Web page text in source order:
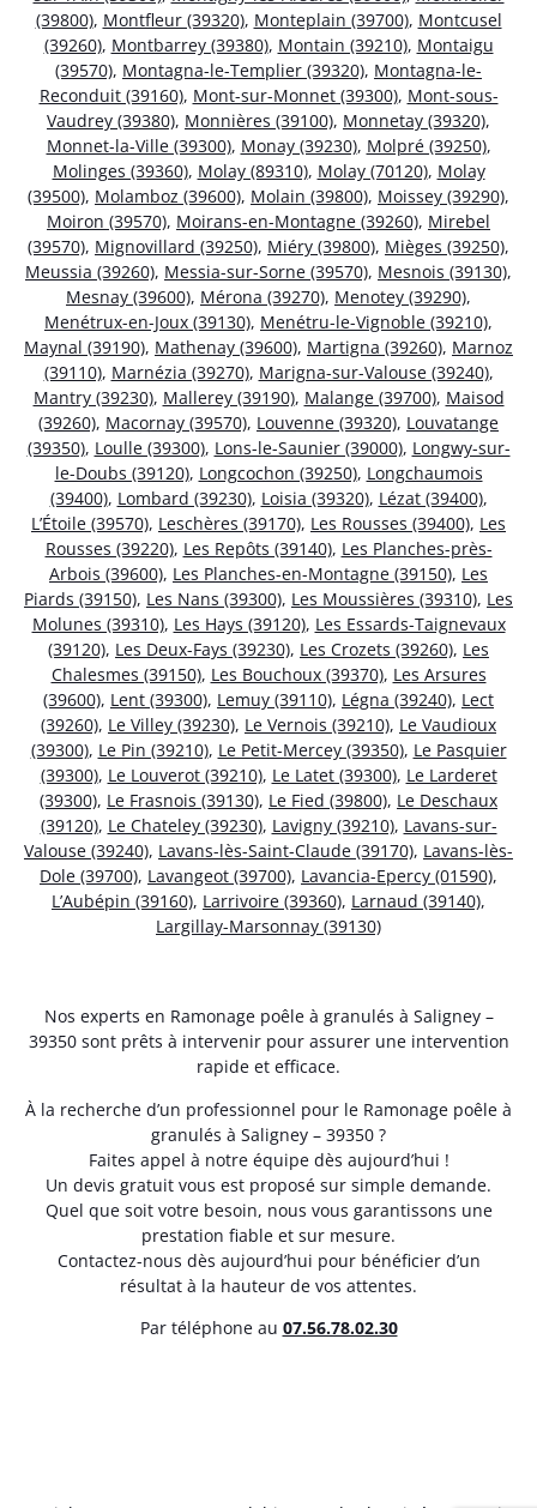
(39800), Montfleur (39320), Monteplain (39700), Montcusel
(39260), Montbarrey (39380), Montain (39210), Montaigu
(39570), Montagna-le-Templier (39320), Montagna-le-
Reconduit (39160), Mont-sur-Monnet (39300), Mont-sous-
Vaudrey (39380), Monnières (39100), Monnetay (39320),
Monnet-la-Ville (39300), Monay (39230), Molpré (39250),
Molinges (39360), Molay (89310), Molay (70120), Molay
(39500), Molamboz (39600), Molain (39800), Moissey (39290),
Moiron (39570), Moirans-en-Montagne (39260), Mirebel
(39570), Mignovillard (39250), Miéry (39800), Mièges (39250),
Meussia (39260), Messia-sur-Sorne (39570), Mesnois (39130),
Mesnay (39600), Mérona (39270), Menotey (39290),
Menétrux-en-Joux (39130), Menétru-le-Vignoble (39210),
Maynal (39190), Mathenay (39600), Martigna (39260), Marnoz
(39110), Marnézia (39270), Marigna-sur-Valouse (39240),
Mantry (39230), Mallerey (39190), Malange (39700), Maisod
(39260), Macornay (39570), Louvenne (39320), Louvatange
(39350), Loulle (39300), Lons-le-Saunier (39000), Longwy-sur-
le-Doubs (39120), Longcochon (39250), Longchaumois
(39400), Lombard (39230), Loisia (39320), Lézat (39400),
L’Étoile (39570), Leschères (39170), Les Rousses (39400), Les
Rousses (39220), Les Repôts (39140), Les Planches-près-
Arbois (39600), Les Planches-en-Montagne (39150), Les
Piards (39150), Les Nans (39300), Les Moussières (39310), Les
Molunes (39310), Les Hays (39120), Les Essards-Taignevaux
(39120), Les Deux-Fays (39230), Les Crozets (39260), Les
Chalesmes (39150), Les Bouchoux (39370), Les Arsures
(39600), Lent (39300), Lemuy (39110), Légna (39240), Lect
(39260), Le Villey (39230), Le Vernois (39210), Le Vaudioux
(39300), Le Pin (39210), Le Petit-Mercey (39350), Le Pasquier
(39300), Le Louverot (39210), Le Latet (39300), Le Larderet
(39300), Le Frasnois (39130), Le Fied (39800), Le Deschaux
(39120), Le Chateley (39230), Lavigny (39210), Lavans-sur-
Valouse (39240), Lavans-lès-Saint-Claude (39170), Lavans-lès-
Dole (39700), Lavangeot (39700), Lavancia-Epercy (01590),
L’Aubépin (39160), Larrivoire (39360), Larnaud (39140),
Largillay-Marsonnay (39130)
Nos experts en Ramonage poêle à granulés à Saligney –
39350 sont prêts à intervenir pour assurer une intervention
rapide et efficace.
À la recherche d’un professionnel pour le Ramonage poêle à
granulés à Saligney – 39350 ?
Faites appel à notre équipe dès aujourd’hui !
Un devis gratuit vous est proposé sur simple demande.
Quel que soit votre besoin, nous vous garantissons une
prestation fiable et sur mesure.
Contactez-nous dès aujourd’hui pour bénéficier d’un
résultat à la hauteur de vos attentes.
Par téléphone au 07.56.78.02.30